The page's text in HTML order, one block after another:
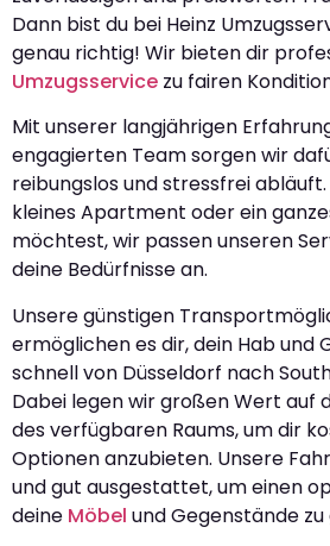
Dann bist du bei Heinz
genau richtig! Wir bieten dir
Umzugsservice zu fairen
Mit unserer langjährigen
engagierten Team sorgen wir
reibungslos und stressfrei abläuft.
kleines Apartment oder ein
möchtest, wir passen unseren
deine Bedürfnisse an.
Unsere günstigen
ermöglichen es dir, dein Hab und
schnell von Düsseldorf nach
Dabei legen wir großen Wert auf
des verfügbaren Raums, um dir
Optionen anzubieten. Unsere
und gut ausgestattet, um einen
deine Möbel und Gegenstände